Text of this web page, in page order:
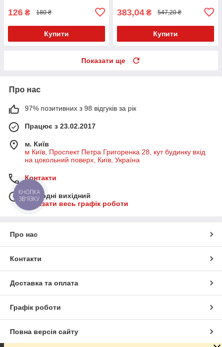
126 ₴ 180 ₴
Купити
383,04 ₴ 547,20 ₴
Купити
Показати ще
Про нас
97% позитивних з 98 відгуків за рік
Працює з 23.02.2017
м. Київ
м Київ, Проспект Петра Григоренка 28, кут будинку вхід
на цокольний поверх, Київ, Україна
Контакти
Сьогодні вихідний
Показати весь графік роботи
Про нас
Контакти
Доставка та оплата
Графік роботи
Повна версія сайту
КНОПКА
ЗВ'ЯЗКУ